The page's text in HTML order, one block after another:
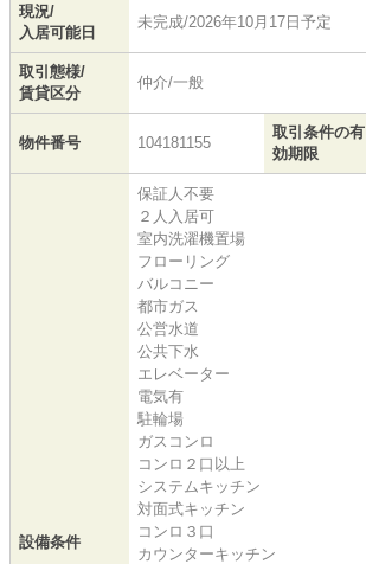
現況/
入居可能日
未完成/2026年10月17日予定
取引態様/
賃貸区分
仲介/一般
物件番号 104181155
取引条件の有
効期限
設備条件
保証人不要
２人入居可
室内洗濯機置場
フローリング
バルコニー
都市ガス
公営水道
公共下水
エレベーター
電気有
駐輪場
ガスコンロ
コンロ２口以上
システムキッチン
対面式キッチン
コンロ３口
カウンターキッチン